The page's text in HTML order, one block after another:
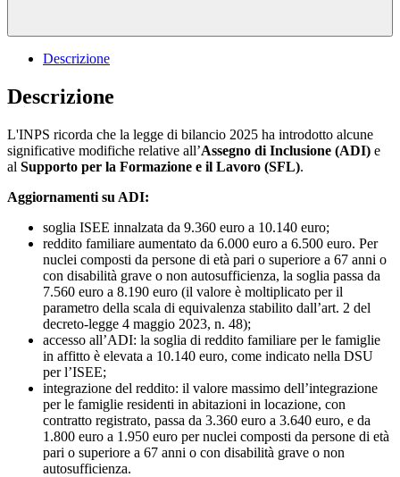
Descrizione
Descrizione
L'INPS ricorda che la legge di bilancio 2025 ha introdotto alcune
significative modifiche relative all’Assegno di Inclusione (ADI) e
al Supporto per la Formazione e il Lavoro (SFL).
Aggiornamenti su ADI:
soglia ISEE innalzata da 9.360 euro a 10.140 euro;
reddito familiare aumentato da 6.000 euro a 6.500 euro. Per
nuclei composti da persone di età pari o superiore a 67 anni o
con disabilità grave o non autosufficienza, la soglia passa da
7.560 euro a 8.190 euro (il valore è moltiplicato per il
parametro della scala di equivalenza stabilito dall’art. 2 del
decreto-legge 4 maggio 2023, n. 48);
accesso all’ADI: la soglia di reddito familiare per le famiglie
in affitto è elevata a 10.140 euro, come indicato nella DSU
per l’ISEE;
integrazione del reddito: il valore massimo dell’integrazione
per le famiglie residenti in abitazioni in locazione, con
contratto registrato, passa da 3.360 euro a 3.640 euro, e da
1.800 euro a 1.950 euro per nuclei composti da persone di età
pari o superiore a 67 anni o con disabilità grave o non
autosufficienza.